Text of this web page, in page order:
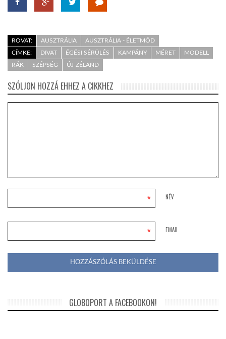
ROVAT: AUSZTRÁLIA
AUSZTRÁLIA - ÉLETMÓD
CÍMKE:
DIVAT ÉGÉSI SÉRÜLÉS KAMPÁNY MÉRET
MODELL
RÁK
SZÉPSÉG ÚJ-ZÉLAND
SZÓLJON HOZZÁ EHHEZ A CIKKHEZ
NÉV
*
EMAIL
*
GLOBOPORT A FACEBOOKON!